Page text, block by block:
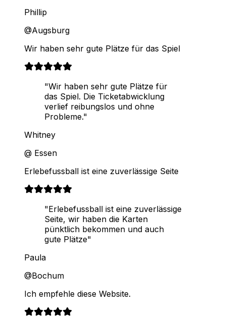
Phillip
@Augsburg
Wir haben sehr gute Plätze für das Spiel
"Wir haben sehr gute Plätze für
das Spiel. Die Ticketabwicklung
verlief reibungslos und ohne
Probleme."
Whitney
@ Essen
Erlebefussball ist eine zuverlässige Seite
"Erlebefussball ist eine zuverlässige
Seite, wir haben die Karten
pünktlich bekommen und auch
gute Plätze"
Paula
@Bochum
Ich empfehle diese Website.